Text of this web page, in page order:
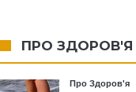
ПРО ЗДОРОВ'Я